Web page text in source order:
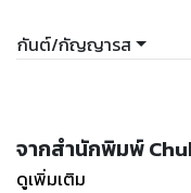
กันต์/กัญญารส
จากสำนักพิมพ์
ดูเพิ่มเติม